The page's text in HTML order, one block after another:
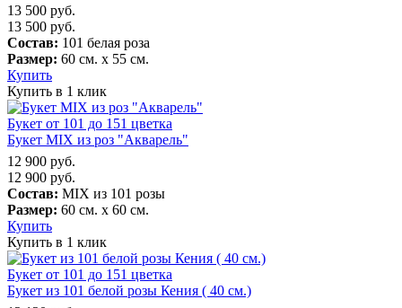
13 500 руб.
13 500 руб.
Состав: 101 белая роза
Размер: 60 см. х 55 см.
Купить
Купить в 1 клик
Букет от 101 до 151 цветка
Букет MIX из роз "Акварель"
12 900 руб.
12 900 руб.
Состав: MIX из 101 розы
Размер: 60 см. х 60 см.
Купить
Купить в 1 клик
Букет от 101 до 151 цветка
Букет из 101 белой розы Кения ( 40 см.)